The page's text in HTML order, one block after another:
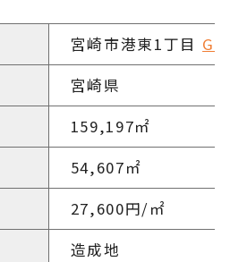
宮崎市港東1丁目
宮崎県
159,197㎡
54,607㎡
27,600円/㎡
造成地